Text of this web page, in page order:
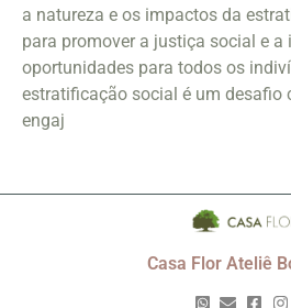
a natureza e os impactos da
para promover a justiça social e a
oportunidades para todos os
estratificação social é um desafio
engaj
Casa Flor Ateliê